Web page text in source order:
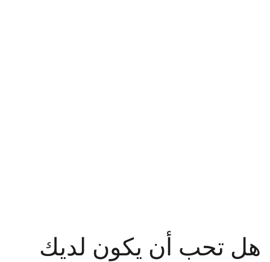
هل تحب أن يكون لديك